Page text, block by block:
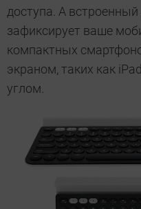
доступа. А
зафиксирует ваше
компактных
экраном, таких как
углом.